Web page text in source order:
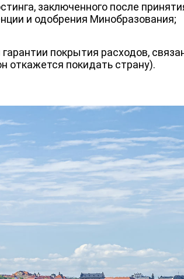
заключенного после
и одобрения Минобразования;
покрытия расходов,
откажется покидать страну).